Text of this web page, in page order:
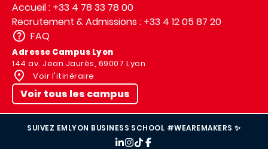
Accueil : +33 4 78 33 78 00
Recrutement & Admissions : +33 4 12 05 87 20
FAQ
Adresse Campus Lyon
144 av. Jean Jaurès, 69007 Lyon
Voir l'itinéraire
Voir tous les campus
SUIVEZ EMLYON BUSINESS SCHOOL #WEAREMAKERS ✨